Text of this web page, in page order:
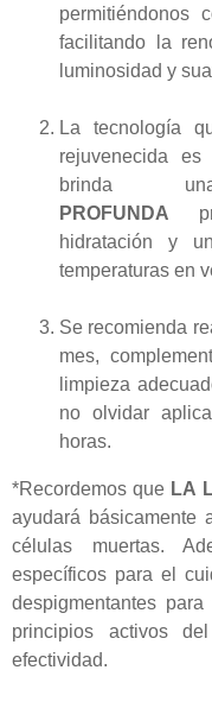
permitiéndonos
facilitando la
luminosidad y
La tecnología
rejuvenecida
brinda
PROFUNDA
hidratación y
temperaturas en
Se recomienda
mes,
limpieza
no olvidar
horas.
*Recordemos que LA
ayudará básicamente
células muertas.
específicos para el
despigmentantes
principios activos
efectividad.